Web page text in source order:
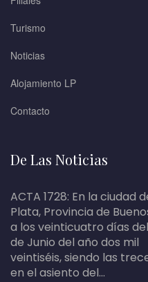
Turismo
Noticias
Alojamiento LP
Contacto
De Las Noticias
ACTA 1728: En la ciudad
Plata, Provincia de
a los veinticuatro días
de Junio del año dos mil
veintiséis, siendo las
en el asiento del...